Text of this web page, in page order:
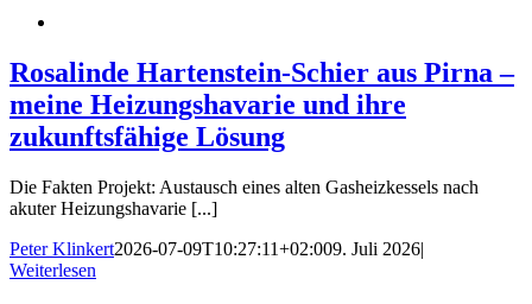
Rosalinde Hartenstein-Schier aus Pirna –
meine Heizungshavarie und ihre
zukunftsfähige Lösung
Die Fakten Projekt: Austausch eines alten Gasheizkessels nach
akuter Heizungshavarie [...]
Peter Klinkert2026-07-09T10:27:11+02:009. Juli 2026|
Weiterlesen